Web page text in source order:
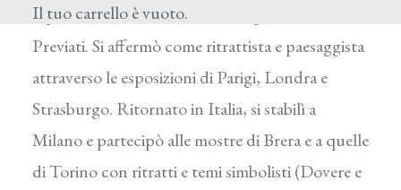
Il tuo carrello è vuoto.
espose ai Salon al fianco di G. Segantini e G.
Previati. Si affermò come ritrattista e paesaggista
attraverso le esposizioni di Parigi, Londra e
Strasburgo. Ritornato in Italia, si stabilì a
Milano e partecipò alle mostre di Brera e a quelle
di Torino con ritratti e temi simbolisti (Dovere e